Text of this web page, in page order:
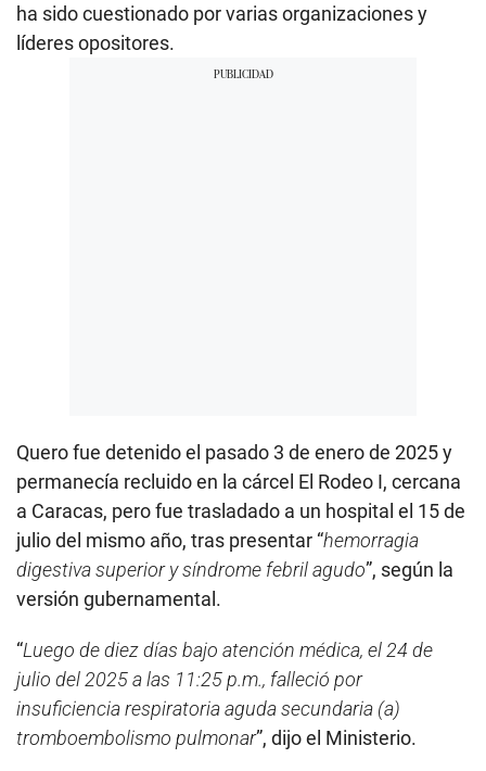
ha sido cuestionado por varias organizaciones y
líderes opositores.
Quero fue detenido el pasado 3 de enero de 2025 y
permanecía recluido en la cárcel El Rodeo I, cercana
a Caracas, pero fue trasladado a un hospital el 15 de
julio del mismo año, tras presentar “hemorragia
digestiva superior y síndrome febril agudo”, según la
versión gubernamental.
“Luego de diez días bajo atención médica, el 24 de
julio del 2025 a las 11:25 p.m., falleció por
insuficiencia respiratoria aguda secundaria (a)
tromboembolismo pulmonar”, dijo el Ministerio.